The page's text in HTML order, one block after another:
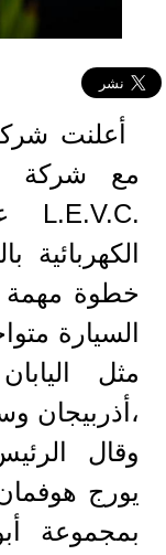
أعلنت
مع شركة
الكهربائية
خطوة مهمة
السيارة
مثل
،أذربيجان
يورج
بمجموعة